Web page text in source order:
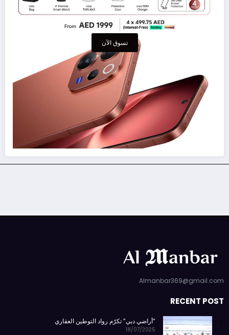
تسوق الآن
Almanbar369@gmail.com
RECENT POST
“أراضي دبي” تكرّم رواد التوطين العقاري
18/07/2025